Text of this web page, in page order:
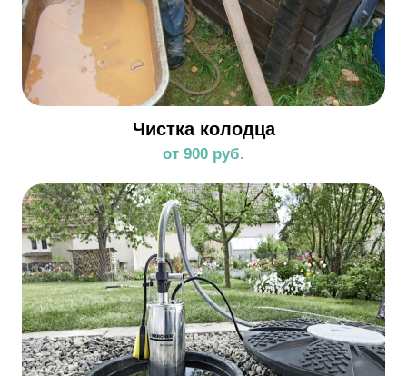
Чистка колодца
от 900 руб.